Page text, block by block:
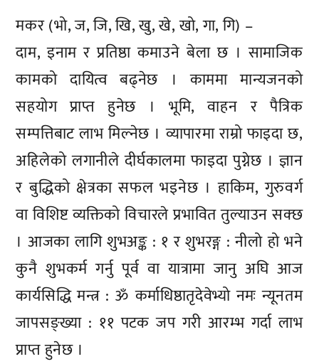
मकर (भो, ज, जि, खि, खु, खे, खो, गा, गि) –
दाम, इनाम र प्रतिष्ठा कमाउने बेला छ । सामाजिक
कामको दायित्व बढ्नेछ । काममा मान्यजनको
सहयोग प्राप्त हुनेछ । भूमि, वाहन र पैत्रिक
सम्पत्तिबाट लाभ मिल्नेछ । व्यापारमा राम्रो फाइदा छ,
अहिलेको लगानीले दीर्घकालमा फाइदा पुग्नेछ । ज्ञान
र बुद्धिको क्षेत्रका सफल भइनेछ । हाकिम, गुरुवर्ग
वा विशिष्ट व्यक्तिको विचारले प्रभावित तुल्याउन सक्छ
। आजका लागि शुभअङ्क : १ र शुभरङ्ग : नीलो हो भने
कुनै शुभकर्म गर्नु पूर्व वा यात्रामा जानु अघि आज
कार्यसिद्धि मन्त्र : ॐ कर्माधिष्ठातृदेवेभ्यो नमः न्यूनतम
जापसङ्ख्या : ११ पटक जप गरी आरम्भ गर्दा लाभ
प्राप्त हुनेछ ।